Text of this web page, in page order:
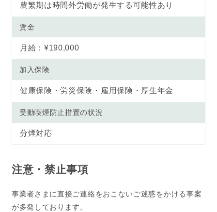
農繁期は時間外労働が発生する可能性あり
賃金
月給：¥190,000
加入保険
健康保険・労災保険・雇用保険・厚生年金
受動喫煙防止措置の状況
分煙対応
注意・禁止事項
事業者さまに直接ご連絡をおこないご迷惑をかける事案
が多発しております。